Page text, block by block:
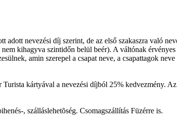
nevezési díj szerint, de az első szakaszra való
kihagyva szintidőn belül beér). A váltónak
amin szerepel a csapat neve, a csapattagok
kártyával a nevezési díjból 25% kedvezmény.
, szálláslehetõség. Csomagszállítás Füzérre is.